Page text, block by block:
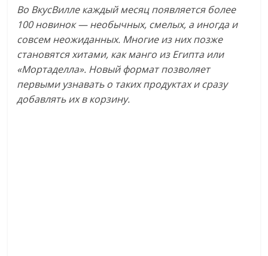
Во ВкусВилле каждый месяц появляется более
100 новинок — необычных, смелых, а иногда и
совсем неожиданных. Многие из них позже
становятся хитами, как манго из Египта или
«Мортаделла». Новый формат позволяет
первыми узнавать о таких продуктах и сразу
добавлять их в корзину.